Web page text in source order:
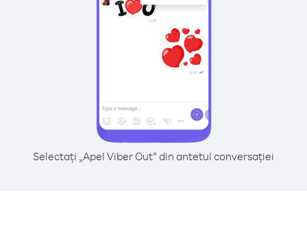
Selectați „Apel Viber Out” din antetul conversației